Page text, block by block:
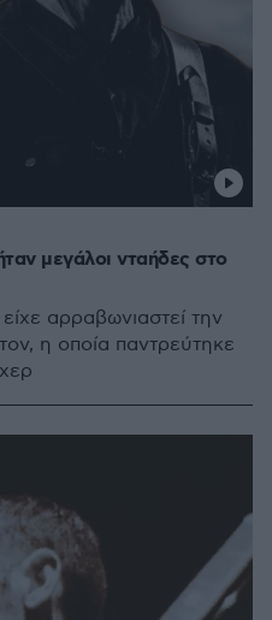
μεγάλοι νταήδες στο
αρραβωνιαστεί την
η οποία παντρεύτηκε